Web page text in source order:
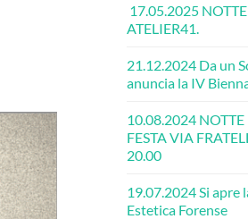
17.05.2025
ATELIER41.
21.12.2024 Da un
anuncia la IV
10.08.2024
FESTA VIA
20.00
19.07.2024 Si apre
Estetica Forense